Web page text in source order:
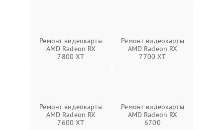
Ремонт видеокарты
AMD Radeon RX
7800 XT
Ремонт видеокарты
AMD Radeon RX
7700 XT
Ремонт видеокарты
AMD Radeon RX
7600 XT
Ремонт видеокарты
AMD Radeon RX
6700